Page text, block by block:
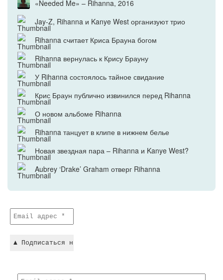
«Needed Me» – Rihanna, 2016
Jay-Z, Rihanna и Kanye West организуют трио
Rihanna считает Криса Брауна богом
Rihanna вернулась к Крису Брауну
У Rihanna состоялось тайное свидание
Крис Браун публично извинился перед Rihanna
О новом альбоме Rihanna
Rihanna танцует в клипе в нижнем белье
Новая звездная пара – Rihanna и Kanye West?
Aubrey ‘Drake’ Graham отверг Rihanna